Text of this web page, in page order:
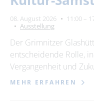
08. August 2026 11:00 –
Ausstellung
Der Grimnitzer
entscheidende Rolle,
Vergangenheit und
MEHR ERFAHREN